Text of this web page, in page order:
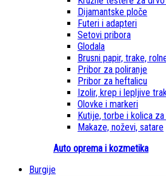
Dijamantske ploče
Futeri i adapteri
Setovi pribora
Glodala
Brusni papir, trake,
Pribor za poliranje
Pribor za heftalicu
Izolir, krep i lepljive
Olovke i markeri
Kutije, torbe i kolica za
Makaze, noževi, satare
Auto oprema i kozmetika
Burgije